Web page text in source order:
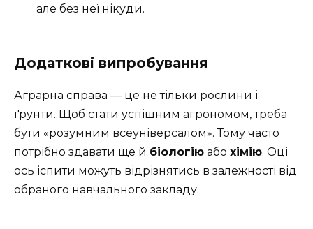
але без неї нікуди.
Додаткові випробування
Аграрна справа — це не тільки рослини і
ґрунти. Щоб стати успішним агрономом, треба
бути «розумним всеуніверcалом». Тому часто
потрібно здавати ще й біологію або хімію. Оці
ось іспити можуть відрізнятись в залежності від
обраного навчального закладу.